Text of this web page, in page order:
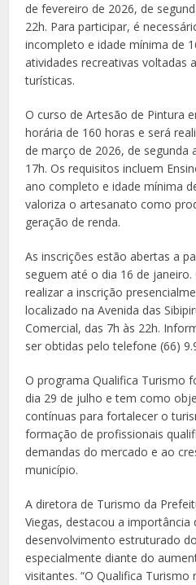
de fevereiro de 2026, de
22h. Para participar, é
incompleto e idade mínima de
atividades recreativas voltadas
turísticas.
O curso de Artesão de Pintura
horária de 160 horas e será
de março de 2026, de segunda
17h. Os requisitos incluem
ano completo e idade mínima
valoriza o artesanato como
geração de renda.
As inscrições estão abertas a
seguem até o dia 16 de
realizar a inscrição
localizado na Avenida das
Comercial, das 7h às 22h.
ser obtidas pelo telefone (66)
O programa Qualifica Turismo
dia 29 de julho e tem como
contínuas para fortalecer o
formação de profissionais
demandas do mercado e ao
município.
A diretora de Turismo da
Viegas, destacou a importância
desenvolvimento estruturado
especialmente diante do
visitantes. “O Qualifica Turismo